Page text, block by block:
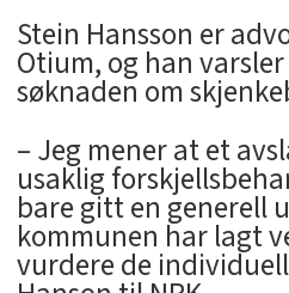
Stein Hansson er
Otium, og han
søknaden om
– Jeg mener at et
usaklig
bare gitt en generell
kommunen har lagt
vurdere de